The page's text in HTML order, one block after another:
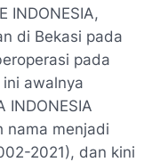
INDONESIA,
di Bekasi pada
pada
awalnya
INDONESIA
nama menjadi
2021), dan kini